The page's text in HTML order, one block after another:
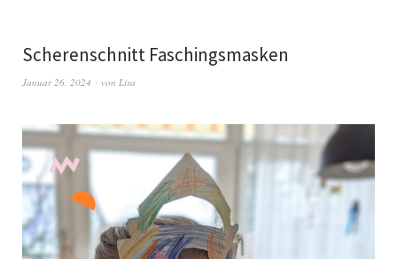
Scherenschnitt Faschingsmasken
Januar 26, 2024 von Lisa